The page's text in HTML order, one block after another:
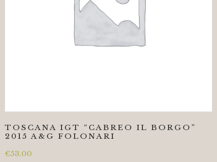
TOSCANA IGT “CABREO IL BORGO”
2015 A&G FOLONARI
€53.00